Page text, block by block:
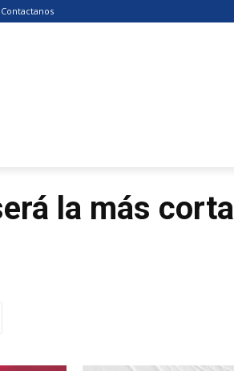
Contactanos
la más corta